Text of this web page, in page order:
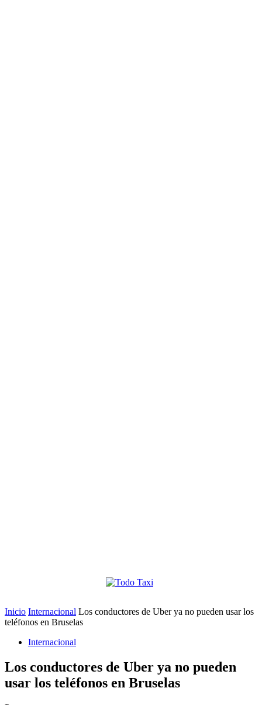
Inicio Internacional Los conductores de Uber ya no pueden usar los
teléfonos en Bruselas
Internacional
Los conductores de Uber ya no pueden
usar los teléfonos en Bruselas